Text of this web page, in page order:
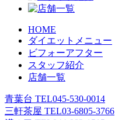
HOME
ダイエットメニュー
ビフォーアフター
スタッフ紹介
店舗一覧
青葉台 TEL045-530-0014
三軒茶屋 TEL03-6805-3766